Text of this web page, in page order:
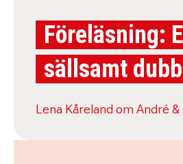
Föreläsning:
sällsamt
Lena Kåreland om André